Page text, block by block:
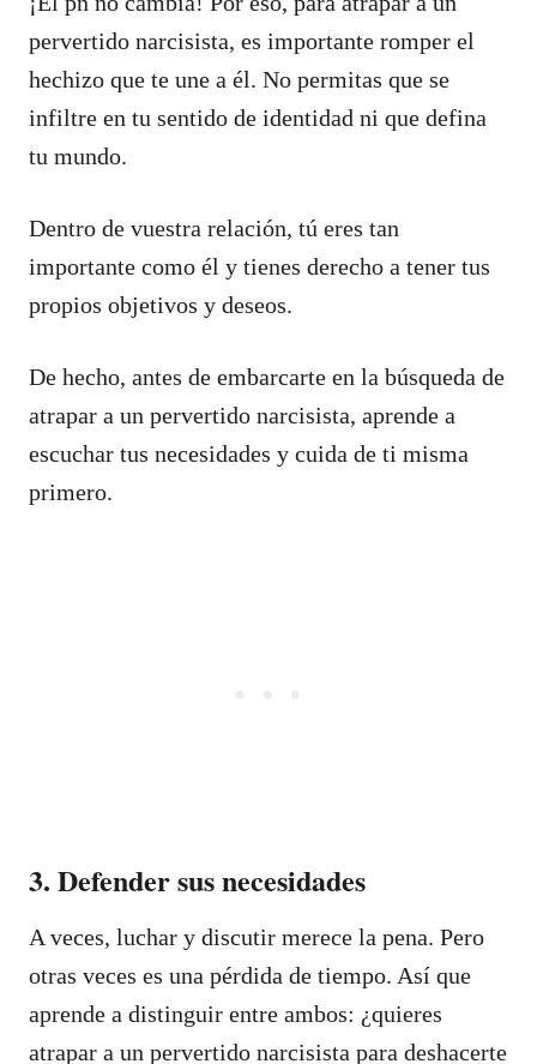
pervertido narcisista, es importante romper el
hechizo que te une a él. No permitas que se
infiltre en tu sentido de identidad ni que defina
tu mundo.
Dentro de vuestra relación, tú eres tan
importante como él y tienes derecho a tener tus
propios objetivos y deseos.
De hecho, antes de embarcarte en la búsqueda de
atrapar a un pervertido narcisista, aprende a
escuchar tus necesidades y cuida de ti misma
primero.
3. Defender sus necesidades
A veces, luchar y discutir merece la pena. Pero
otras veces es una pérdida de tiempo. Así que
aprende a distinguir entre ambos: ¿quieres
atrapar a un pervertido narcisista para deshacerte